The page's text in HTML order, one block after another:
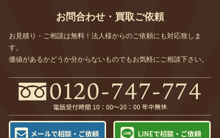
お問合わせ・買取ご依頼
お見積り・ご相談は無料！法人様からのご依頼にも対応致しま
す。
価値があるかどうか分からないものでもお気軽にご相談下さい。